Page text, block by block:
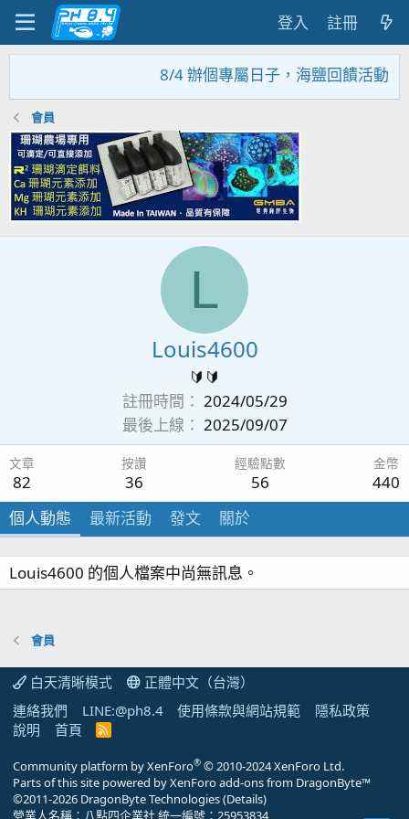
登入 註冊
8/4 辦個專屬日子，海鹽回饋活動
會員
L
Louis4600
🔰🔰
註冊時間
2024/05/29
最後上線
2025/09/07
文章
82
按讚
36
經驗點數
56
金幣
440
個人動態
最新活動 發文 關於
Louis4600 的個人檔案中尚無訊息。
會員
白天清晰模式
正體中文（台灣）
連絡我們
LINE:@ph8.4 使用條款與網站規範
隱私政策
說明
首頁
R
Community platform by XenForo® © 2010-2024 XenForo Ltd.
Parts of this site powered byXenForo add-ons from DragonByte™
©2011-2026 DragonByte Technologies(Details)
營業人名稱：八點四企業社 統一編號：25953834